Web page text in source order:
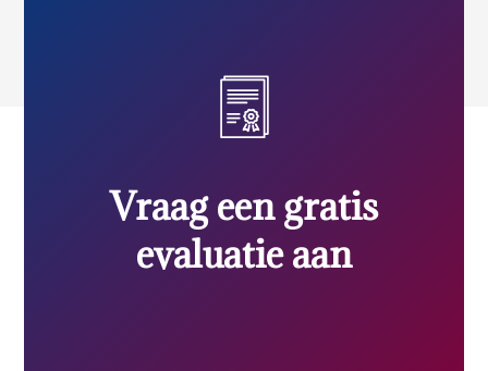
Vraag een gratis
evaluatie aan